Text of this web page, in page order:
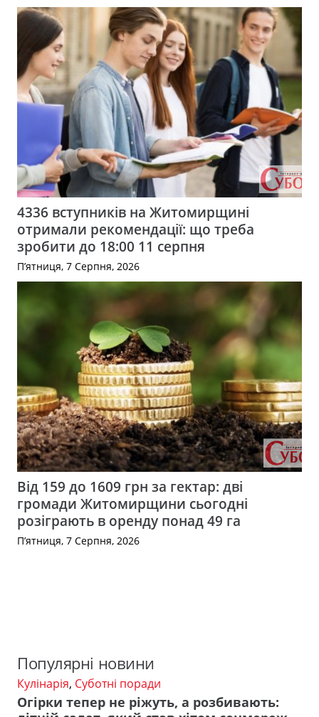
4336 вступників на Житомирщині
отримали рекомендації: що треба
зробити до 18:00 11 серпня
П’ятниця, 7 Серпня, 2026
Від 159 до 1609 грн за гектар: дві
громади Житомирщини сьогодні
розіграють в оренду понад 49 га
П’ятниця, 7 Серпня, 2026
Популярні новини
Кулінарія, Суботні поради
Огірки тепер не ріжуть, а розбивають: